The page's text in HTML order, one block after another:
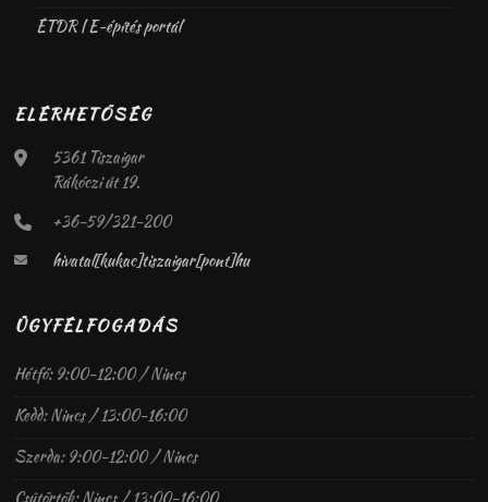
ÉTDR | E-építés portál
ELÉRHETŐSÉG
5361 Tiszaigar
Rákóczi út 19.
+36-59/321-200
hivatal[kukac]tiszaigar[pont]hu
ÜGYFÉLFOGADÁS
Hétfő: 9:00-12:00 / Nincs
Kedd: Nincs / 13:00-16:00
Szerda: 9:00-12:00 / Nincs
Csütörtök: Nincs / 13:00-16:00